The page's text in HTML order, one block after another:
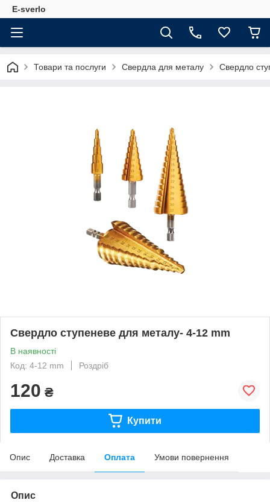
E-sverlo
Товари та послуги Свердла для металу Свердло
Свердло ступеневе для металу- 4-12 mm
В наявності
Код: 4-12 mm
Роздріб
120 ₴
Купити
Опис Доставка Оплата Умови повернення
Опис